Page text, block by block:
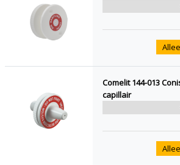
Comelit 144-013
capillair